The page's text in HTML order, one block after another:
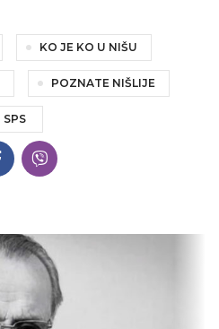
KO JE KO U NIŠU
POZNATE NIŠLIJE
SPS